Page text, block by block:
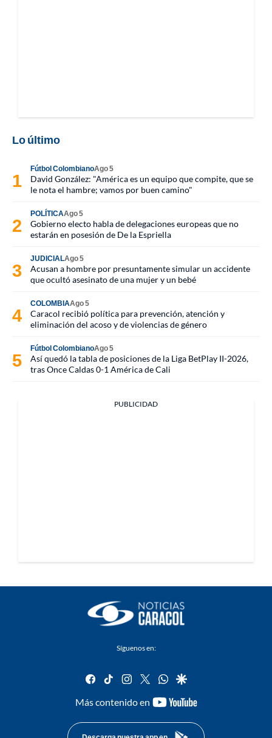
Lo último
Fútbol ColombianoAgo 5
David González: "América es un equipo que compite, que se
le nota el hambre; vamos por buen camino"
POLÍTICAAgo 5
Gobierno electo habla de delegaciones europeas que no
estarán en posesión de De la Espriella
JUDICIALAgo 5
Acusan a hombre por presuntamente simular un accidente
que ocultó asesinato de una mujer y un bebé
COLOMBIAAgo 5
Caracol recibió política para prevención, atención y
eliminación del acoso y de violencias de género
Fútbol ColombianoAgo 5
Así quedó la tabla de posiciones de la Liga BetPlay II-2026,
tras Once Caldas 0-1 América de Cali
PUBLICIDAD
Síguenos en:
facebook
tiktok instagram
twitterwhatsapp
google
Más contenido en
youtube-